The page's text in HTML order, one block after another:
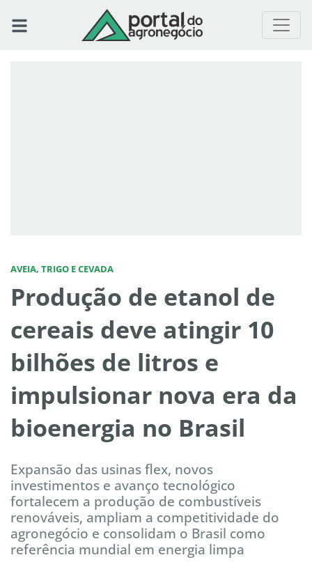
AVEIA, TRIGO E CEVADA
Produção de etanol de
cereais deve atingir 10
bilhões de litros e
impulsionar nova era da
bioenergia no Brasil
Expansão das usinas flex, novos
investimentos e avanço tecnológico
fortalecem a produção de combustíveis
renováveis, ampliam a competitividade do
agronegócio e consolidam o Brasil como
referência mundial em energia limpa